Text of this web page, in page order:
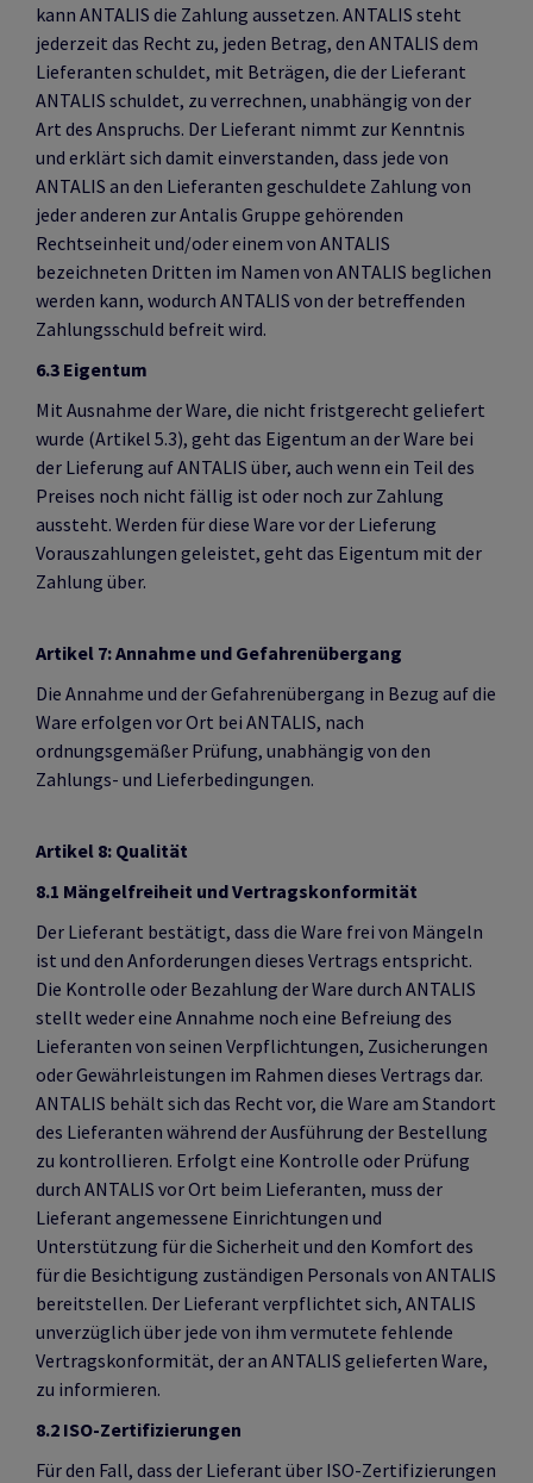
kann ANTALIS die Zahlung aussetzen. ANTALIS steht
jederzeit das Recht zu, jeden Betrag, den ANTALIS dem
Lieferanten schuldet, mit Beträgen, die der Lieferant
ANTALIS schuldet, zu verrechnen, unabhängig von der
Art des Anspruchs. Der Lieferant nimmt zur Kenntnis
und erklärt sich damit einverstanden, dass jede von
ANTALIS an den Lieferanten geschuldete Zahlung von
jeder anderen zur Antalis Gruppe gehörenden
Rechtseinheit und/oder einem von ANTALIS
bezeichneten Dritten im Namen von ANTALIS beglichen
werden kann, wodurch ANTALIS von der betreffenden
Zahlungsschuld befreit wird.
6.3 Eigentum
Mit Ausnahme der Ware, die nicht fristgerecht geliefert
wurde (Artikel 5.3), geht das Eigentum an der Ware bei
der Lieferung auf ANTALIS über, auch wenn ein Teil des
Preises noch nicht fällig ist oder noch zur Zahlung
aussteht. Werden für diese Ware vor der Lieferung
Vorauszahlungen geleistet, geht das Eigentum mit der
Zahlung über.
Artikel 7: Annahme und Gefahrenübergang
Die Annahme und der Gefahrenübergang in Bezug auf die
Ware erfolgen vor Ort bei ANTALIS, nach
ordnungsgemäßer Prüfung, unabhängig von den
Zahlungs- und Lieferbedingungen.
Artikel 8: Qualität
8.1 Mängelfreiheit und Vertragskonformität
Der Lieferant bestätigt, dass die Ware frei von Mängeln
ist und den Anforderungen dieses Vertrags entspricht.
Die Kontrolle oder Bezahlung der Ware durch ANTALIS
stellt weder eine Annahme noch eine Befreiung des
Lieferanten von seinen Verpflichtungen, Zusicherungen
oder Gewährleistungen im Rahmen dieses Vertrags dar.
ANTALIS behält sich das Recht vor, die Ware am Standort
des Lieferanten während der Ausführung der Bestellung
zu kontrollieren. Erfolgt eine Kontrolle oder Prüfung
durch ANTALIS vor Ort beim Lieferanten, muss der
Lieferant angemessene Einrichtungen und
Unterstützung für die Sicherheit und den Komfort des
für die Besichtigung zuständigen Personals von ANTALIS
bereitstellen. Der Lieferant verpflichtet sich, ANTALIS
unverzüglich über jede von ihm vermutete fehlende
Vertragskonformität, der an ANTALIS gelieferten Ware,
zu informieren.
8.2 ISO-Zertifizierungen
Für den Fall, dass der Lieferant über ISO-Zertifizierungen